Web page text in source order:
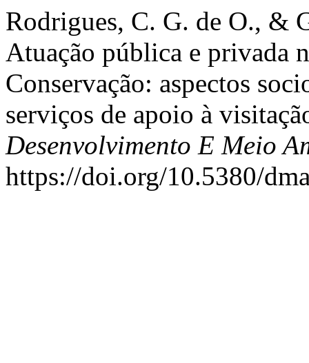
Rodrigues, C. G. de O., &
Atuação pública e privada
Conservação: aspectos
serviços de apoio à
Desenvolvimento E Meio
https://doi.org/10.5380/